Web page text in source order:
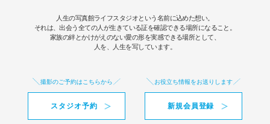
人生の写真館ライフスタジオという名前に込めた想い。
それは、出会う全ての人が生きている証を確認できる場所になること。
家族の絆とかけがえのない愛の形を実感できる場所として、
人を、人生を写しています。
撮影のご予約はこちらから
スタジオ予約
お役立ち情報をお送りします
新規会員登録